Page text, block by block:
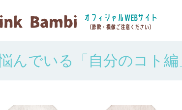
んでいる「自分のコト編